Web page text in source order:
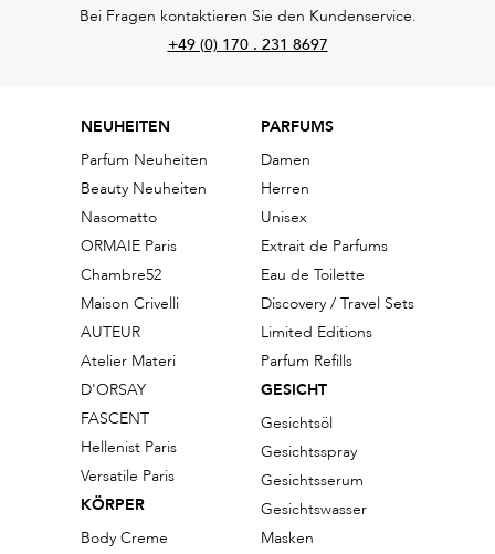
Bei Fragen kontaktieren Sie den Kundenservice.
+49 (0) 170 . 231 8697
NEUHEITEN
Parfum Neuheiten
Beauty Neuheiten
Nasomatto
ORMAIE Paris
Chambre52
Maison Crivelli
AUTEUR
Atelier Materi
D'ORSAY
FASCENT
Hellenist Paris
Versatile Paris
KÖRPER
Body Creme
PARFUMS
Damen
Herren
Unisex
Extrait de Parfums
Eau de Toilette
Discovery / Travel Sets
Limited Editions
Parfum Refills
GESICHT
Gesichtsöl
Gesichtsspray
Gesichtsserum
Gesichtswasser
Masken